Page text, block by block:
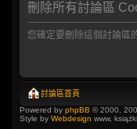
刪除所有討論區
您確定要刪除這個討論區
討論區首頁
Powered by phpBB © 2000,
Style by Webdesign www, książki